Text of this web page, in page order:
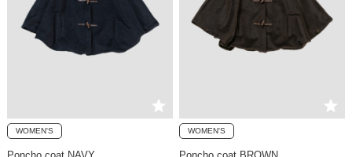
WOMEN'S WOMEN'S